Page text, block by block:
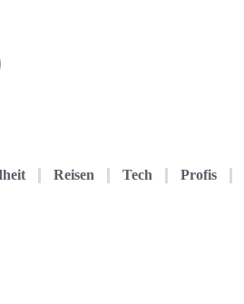
Reisen Tech Profis